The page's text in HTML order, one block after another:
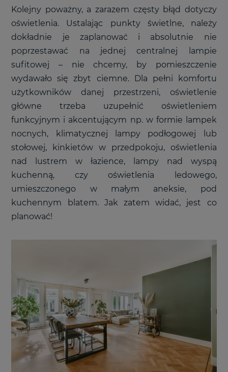
Kolejny poważny, a zarazem częsty błąd dotyczy
oświetlenia. Ustalając punkty świetlne, należy
dokładnie je zaplanować i absolutnie nie
poprzestawać na jednej centralnej lampie
sufitowej – nie chcemy, by pomieszczenie
wydawało się zbyt ciemne. Dla pełni komfortu
użytkowników danej przestrzeni, oświetlenie
główne trzeba uzupełnić oświetleniem
funkcyjnym i akcentującym np. w formie lampek
nocnych, klimatycznej lampy podłogowej lub
stołowej, kinkietów w przedpokoju, oświetlenia
nad lustrem w łazience, lampy nad wyspą
kuchenną, czy oświetlenia ledowego,
umieszczonego w małym aneksie, pod
kuchennym blatem. Jak zatem widać, jest co
planować!